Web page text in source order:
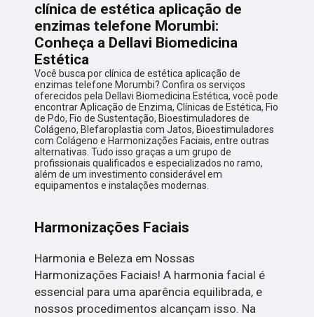
clínica de estética aplicação de
enzimas telefone Morumbi:
Conheça a Dellavi Biomedicina
Estética
Você busca por clínica de estética aplicação de
enzimas telefone Morumbi? Confira os serviços
oferecidos pela Dellavi Biomedicina Estética, você pode
encontrar Aplicação de Enzima, Clínicas de Estética, Fio
de Pdo, Fio de Sustentação, Bioestimuladores de
Colágeno, Blefaroplastia com Jatos, Bioestimuladores
com Colágeno e Harmonizações Faciais, entre outras
alternativas. Tudo isso graças a um grupo de
profissionais qualificados e especializados no ramo,
além de um investimento considerável em
equipamentos e instalações modernas.
Harmonizações Faciais
Harmonia e Beleza em Nossas
Harmonizações Faciais! A harmonia facial é
essencial para uma aparência equilibrada, e
nossos procedimentos alcançam isso. Na